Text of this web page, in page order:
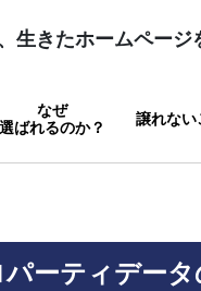
生きたホームページ
なぜ
選ばれるのか？
譲れない
パーティデー